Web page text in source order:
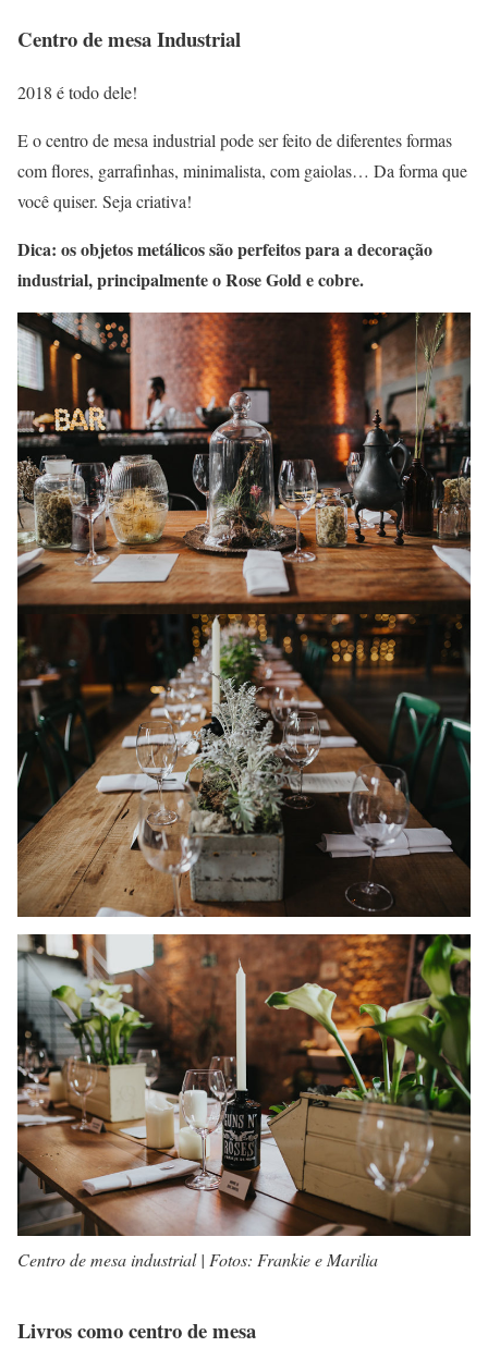
Centro de mesa Industrial
2018 é todo dele!
E o centro de mesa industrial pode ser feito de diferentes formas
com flores, garrafinhas, minimalista, com gaiolas… Da forma que
você quiser. Seja criativa!
Dica: os objetos metálicos são perfeitos para a decoração
industrial, principalmente o Rose Gold e cobre.
Centro de mesa industrial | Fotos: Frankie e Marilia
Livros como centro de mesa